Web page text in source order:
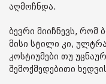
აღმოჩნდა.
ბევრი მიიჩნევს, რომ
მისი სტილი კი,
კოსტიუმები თუ
შემოქმედებითი